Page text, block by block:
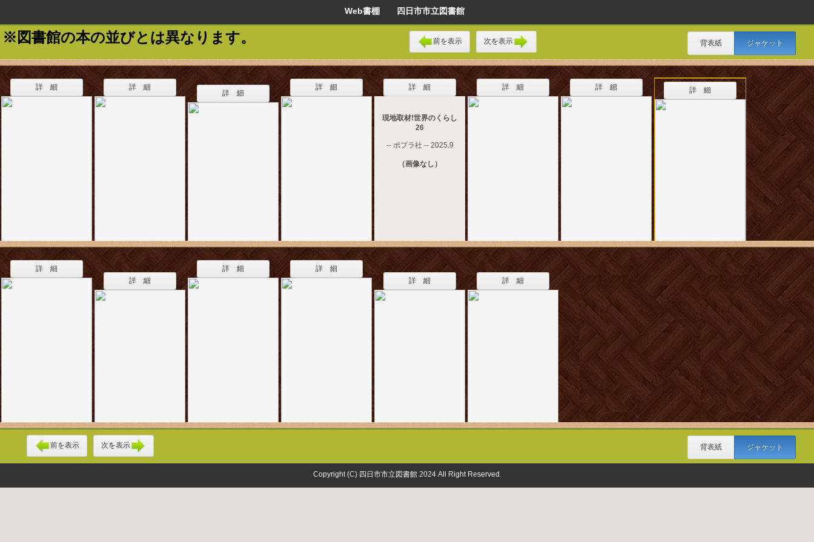
Web書棚 四日市市立図書館
※図書館の本の並びとは異なります。 前を表示 次を表示 背表紙 ジャケット
詳 細 詳 細
詳 細
詳 細 詳 細
現地取材!世界のくらし
26
-- ポプラ社 -- 2025.9
（画像なし）
詳 細 詳 細 詳 細
詳 細
詳 細
詳 細
詳 細
詳 細
詳 細
前を表示 次を表示 背表紙 ジャケット
Copyright (C) 四日市市立図書館 2024 All Right Reserved.